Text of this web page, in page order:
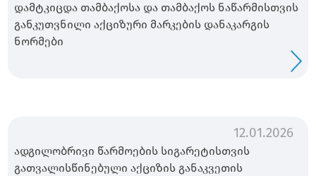
დამტკიცდა თამბაქოსა და თამბაქოს ნაწარმისთვის
განკუთვნილი აქციზური მარკების დანაკარგის
ნორმები
12.01.2026
ადგილობრივი წარმოების სიგარეტისთვის
გათვალისწინებული აქციზის განაკვეთის